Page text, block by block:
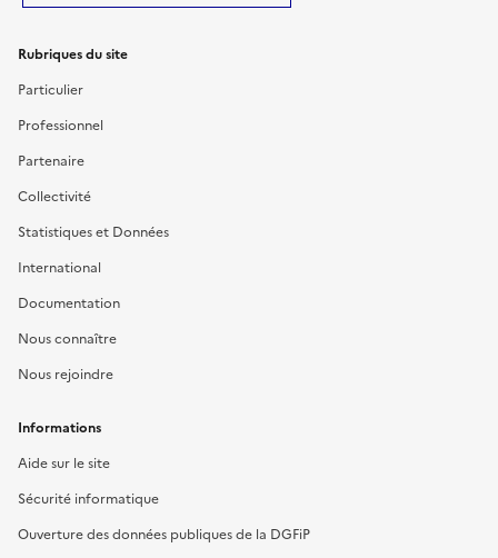
Rubriques du site
Particulier
Professionnel
Partenaire
Collectivité
Statistiques et Données
International
Documentation
Nous connaître
Nous rejoindre
Informations
Aide sur le site
Sécurité informatique
Ouverture des données publiques de la DGFiP